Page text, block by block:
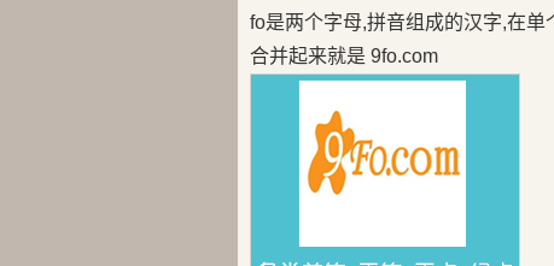
fo是两个字母,拼音组成的汉字,在单
合并起来就是 9fo.com